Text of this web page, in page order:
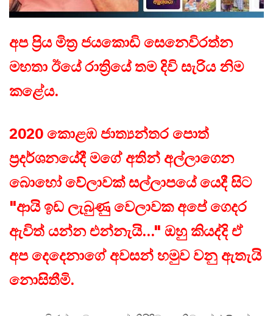
අප ප්‍රිය මිත්‍ර ජයකොඩි සෙනෙවිරත්න
මහතා ඊයේ රාත්‍රියේ තම දිවි සැරිය නිම
කළේය.
2020 කොළඹ ජාත්‍යන්තර පොත්
ප්‍රදර්ශනයේදී මගේ අතින් අල්ලාගෙන
බොහෝ වේලාවක් සල්ලාපයේ යෙදී සිට
"ආයි ඉඩ ලැබුණු වෙලාවක අපේ ගෙදර
ඇවිත් යන්න එන්නැයි..." ඔහු කියද්දි ඒ
අප දෙදෙනාගේ අවසන් හමුව වනු ඇතැයි
නොසිතීමි.